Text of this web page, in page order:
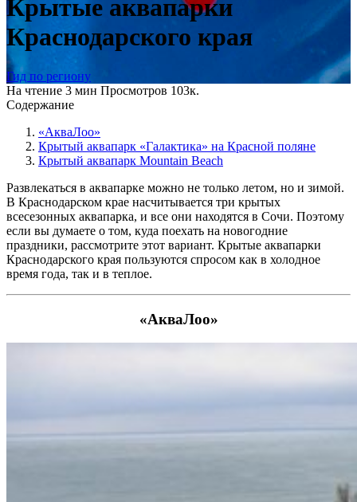
Крытые аквапарки
Краснодарского края
Гид по региону
На чтение 3 мин Просмотров 103к.
Содержание
«АкваЛоо»
Крытый аквапарк «Галактика» на Красной поляне
Крытый аквапарк Mountain Beach
Развлекаться в аквапарке можно не только летом, но и зимой.
В Краснодарском крае насчитывается три крытых
всесезонных аквапарка, и все они находятся в Сочи. Поэтому
если вы думаете о том, куда поехать на новогодние
праздники, рассмотрите этот вариант. Крытые аквапарки
Краснодарского края пользуются спросом как в холодное
время года, так и в теплое.
«АкваЛоо»